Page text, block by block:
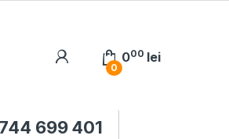
0
000 lei
699 401